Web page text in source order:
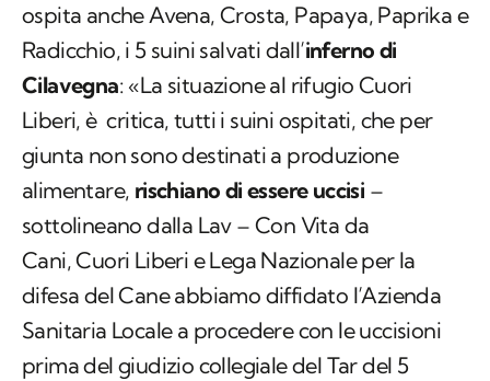
ospita anche Avena, Crosta, Papaya, Paprika e
Radicchio, i 5 suini salvati dall’inferno di
Cilavegna: «La situazione al rifugio Cuori
Liberi, è critica, tutti i suini ospitati, che per
giunta non sono destinati a produzione
alimentare, rischiano di essere uccisi –
sottolineano dalla Lav – Con Vita da
Cani, Cuori Liberi e Lega Nazionale per la
difesa del Cane abbiamo diffidato l’Azienda
Sanitaria Locale a procedere con le uccisioni
prima del giudizio collegiale del Tar del 5